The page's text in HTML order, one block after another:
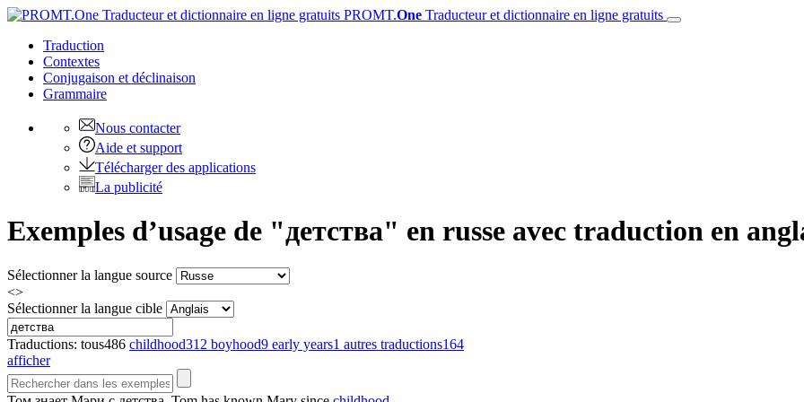
PROMT.One Traducteur et dictionnaire en ligne gratuits
Traduction
Contextes
Conjugaison et déclinaison
Grammaire
Nous contacter
Aide et support
Télécharger des applications
La publicité
Exemples d’usage de "детства" en russe avec traduction en
Sélectionner la langue source
<>
Sélectionner la langue cible
Traductions: tous486 childhood312 boyhood9 early years1 autres traductions164
afficher